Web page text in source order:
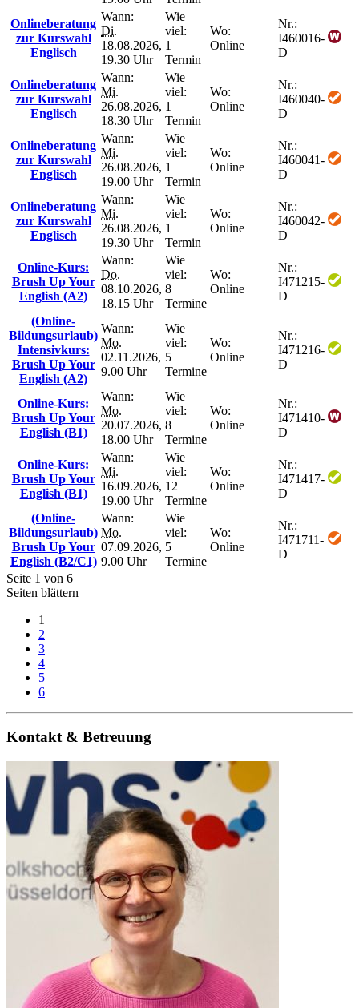
Onlineberatung
zur Kurswahl
Englisch
Wann:
Di.
18.08.2026,
19.30 Uhr
Wie
viel:
1
Termin
Wo:
Online
Nr.:
I460016-
D
Onlineberatung
zur Kurswahl
Englisch
Wann:
Mi.
26.08.2026,
18.30 Uhr
Wie
viel:
1
Termin
Wo:
Online
Nr.:
I460040-
D
Onlineberatung
zur Kurswahl
Englisch
Wann:
Mi.
26.08.2026,
19.00 Uhr
Wie
viel:
1
Termin
Wo:
Online
Nr.:
I460041-
D
Onlineberatung
zur Kurswahl
Englisch
Wann:
Mi.
26.08.2026,
19.30 Uhr
Wie
viel:
1
Termin
Wo:
Online
Nr.:
I460042-
D
Online-Kurs:
Brush Up Your
English (A2)
Wann:
Do.
08.10.2026,
18.15 Uhr
Wie
viel:
8
Termine
Wo:
Online
Nr.:
I471215-
D
(Online-
Bildungsurlaub)
Intensivkurs:
Brush Up Your
English (A2)
Wann:
Mo.
02.11.2026,
9.00 Uhr
Wie
viel:
5
Termine
Wo:
Online
Nr.:
I471216-
D
Online-Kurs:
Brush Up Your
English (B1)
Wann:
Mo.
20.07.2026,
18.00 Uhr
Wie
viel:
8
Termine
Wo:
Online
Nr.:
I471410-
D
Online-Kurs:
Brush Up Your
English (B1)
Wann:
Mi.
16.09.2026,
19.00 Uhr
Wie
viel:
12
Termine
Wo:
Online
Nr.:
I471417-
D
(Online-
Bildungsurlaub)
Brush Up Your
English (B2/C1)
Wann:
Mo.
07.09.2026,
9.00 Uhr
Wie
viel:
5
Termine
Wo:
Online
Nr.:
I471711-
D
Seite 1 von 6
Seiten blättern
1
2
3
4
5
6
Kontakt & Betreuung